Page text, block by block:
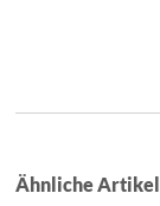
Ähnliche Artikel